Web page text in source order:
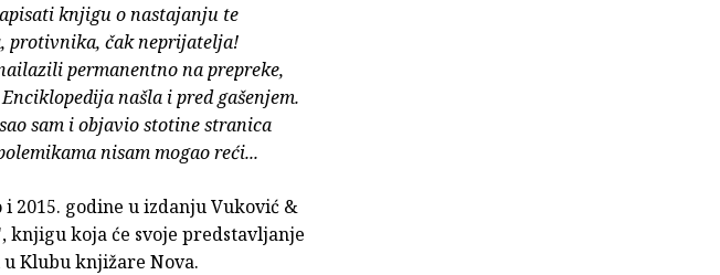
knjigu o nastajanju te
protivnika, čak neprijatelja!
permanentno na prepreke,
našla i pred gašenjem.
sam i objavio stotine stranica
nisam mogao reći...
i 2015. godine u izdanju Vuković &
knjigu koja će svoje predstavljanje
Klubu knjižare Nova.